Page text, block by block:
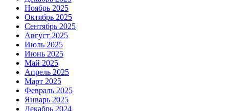
Ноябрь 2025
Октябрь 2025
Сентябрь 2025
Август 2025
Июль 2025
Июнь 2025
Май 2025
Апрель 2025
Март 2025
Февраль 2025
Январь 2025
Декабрь 2024